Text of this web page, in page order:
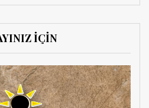
İÇİN